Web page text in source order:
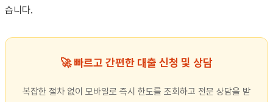
습니다.
🚀 빠르고 간편한 대출 신청 및 상담
복잡한 절차 없이 모바일로 즉시 한도를 조회하고 전문 상담을 받